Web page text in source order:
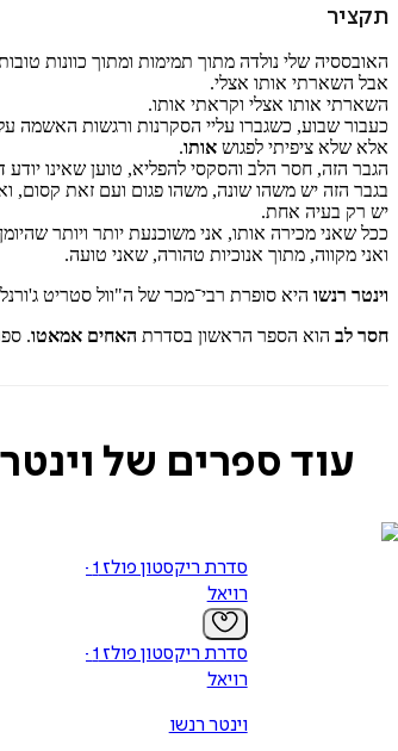
תקציר
האובססיה שלי נולדה מתוך תמימות ומתוך כוונות
אבל השארתי אותו אצלי.
השארתי אותו אצלי וקראתי אותו.
כעבור שבוע, כשגברו עליי הסקרנות ורגשות האשמה
אלא שלא ציפיתי לפגוש אותו.
הגבר הזה, חסר הלב והסקסי להפליא, טוען שאינו
בגבר הזה יש משהו שונה, משהו פגום ועם זאת קסום,
יש רק בעיה אחת.
ככל שאני מכירה אותו, אני משוכנעת יותר ויותר
ואני מקווה, מתוך אנוכיות טהורה, שאני טועה.
וינטר רנשו היא סופרת רבי־מכר של ה"וול סטריט
חסר לב הוא הספר הראשון בסדרת האחים אמאטו.
עוד ספרים של
סדרת ריקסטון פולז 1 -
רויאל
סדרת ריקסטון פולז 1 -
רויאל
וינטר רנשו